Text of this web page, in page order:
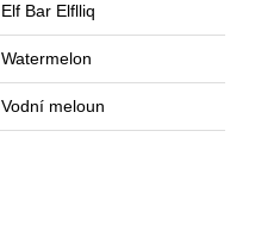
Elf Bar Elflliq
Watermelon
Vodní meloun